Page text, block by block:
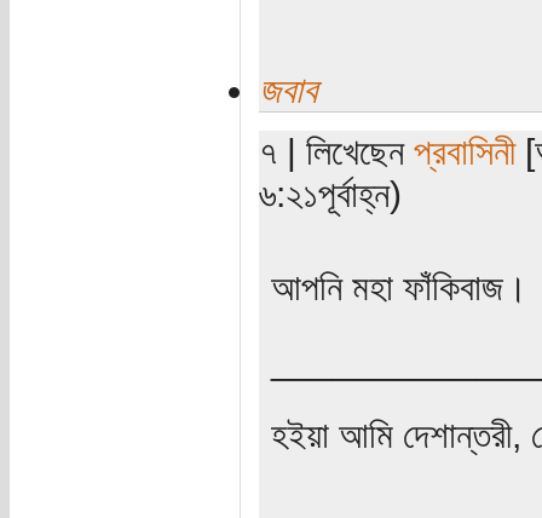
জবাব
৭ | লিখেছেন প্রবাসিনী
৬:২১পূর্বাহ্ন)
আপনি মহা ফাঁকিবাজ।
হইয়া আমি দেশান্তরী,